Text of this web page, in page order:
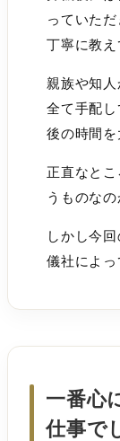
っていた
丁寧に教え
親族や知
全て手配
後の時間を
正直なと
うものな
しかし今
儀社によっ
一番心
仕事で